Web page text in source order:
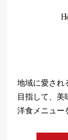
地域に愛され
目指して、美
洋食メニュー